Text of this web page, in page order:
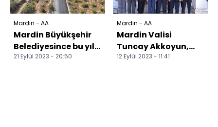
Mardin - AA
Mardin Büyükşehir
Belediyesince bu yıl
383 kilometre yol
21 Eylül 2023 - 20:50
Mardin - AA
Mardin Valisi
Tuncay Akkoyun,
Mazıdağı ilçesini
12 Eylül 2023 - 11:41